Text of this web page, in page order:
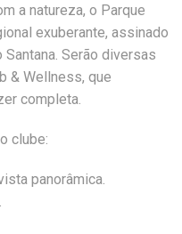
a natureza, o Parque
exuberante, assinado
Serão diversas
& Wellness, que
completa.
clube:
panorâmica.